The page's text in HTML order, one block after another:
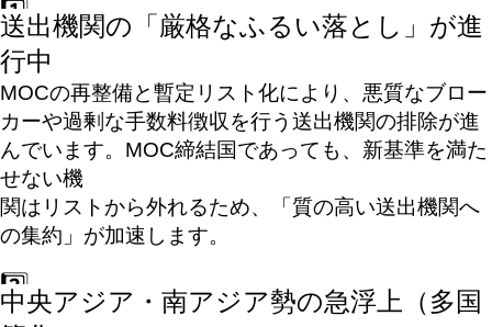
送出機関の「厳格なふるい落とし」が進
行中
MOCの再整備と暫定リスト化により、悪質なブロー
カーや過剰な手数料徴収を行う送出機関の排除が進
んでいます。MOC締結国であっても、新基準を満た
せない機
関はリストから外れるため、「質の高い送出機関へ
の集約」が加速します。
中央アジア・南アジア勢の急浮上（多国